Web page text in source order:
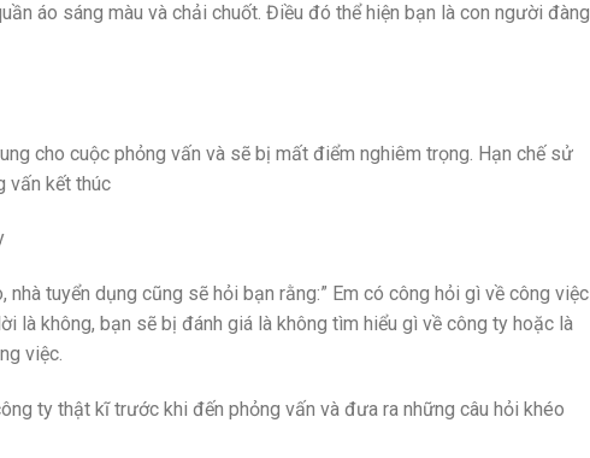
áo sáng màu và chải chuốt. Điều đó thể hiện bạn là con người đàng
cho cuộc phỏng vấn và sẽ bị mất điểm nghiêm trọng. Hạn chế sử
vấn kết thúc
nhà tuyển dụng cũng sẽ hỏi bạn rằng:” Em có công hỏi gì về công việc
là không, bạn sẽ bị đánh giá là không tìm hiểu gì về công ty hoặc là
việc.
ty thật kĩ trước khi đến phỏng vấn và đưa ra những câu hỏi khéo